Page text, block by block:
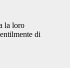
la loro
di